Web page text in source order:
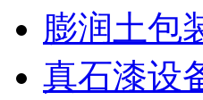
膨润土包
真石漆设